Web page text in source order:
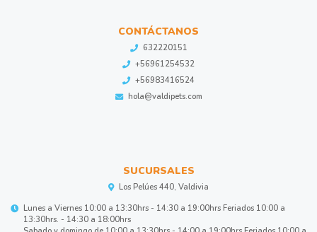
CONTÁCTANOS
632220151
+56961254532
+56983416524
hola@valdipets.com
SUCURSALES
Los Pelúes 440, Valdivia
Lunes a Viernes 10:00 a 13:30hrs - 14:30 a 19:00hrs Feriados 10:00 a
13:30hrs. - 14:30 a 18:00hrs